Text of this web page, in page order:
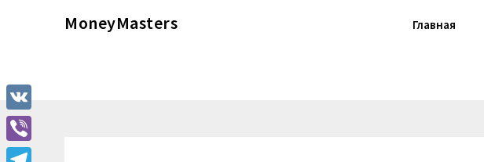
MoneyMasters Главная
VK
Viber